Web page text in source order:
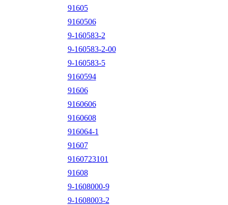
91605
9160506
9-160583-2
9-160583-2-00
9-160583-5
9160594
91606
9160606
9160608
916064-1
91607
9160723101
91608
9-1608000-9
9-1608003-2